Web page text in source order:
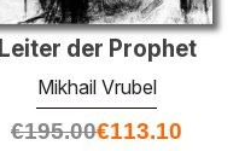
Leiter der Prophet
Mikhail Vrubel
€195.00€113.10